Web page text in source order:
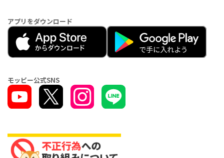
アプリをダウンロード
モッピー公式SNS